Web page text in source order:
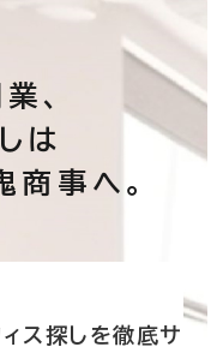
、
は
事へ。
ス探しを徹底サ